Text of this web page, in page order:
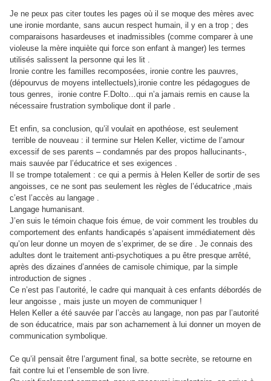
Je ne peux pas citer toutes les pages où il se moque des mères avec
une ironie mordante, sans aucun respect humain, il y en a trop ; des
comparaisons hasardeuses et inadmissibles (comme comparer à une
violeuse la mère inquiète qui force son enfant à manger) les termes
utilisés salissent la personne qui les lit .
Ironie contre les familles recomposées, ironie contre les pauvres,
(dépourvus de moyens intellectuels),ironie contre les pédagogues de
tous genres, ironie contre F.Dolto…qui n’a jamais remis en cause la
nécessaire frustration symbolique dont il parle .
Et enfin, sa conclusion, qu’il voulait en apothéose, est seulement
terrible de nouveau : il termine sur Helen Keller, victime de l’amour
excessif de ses parents – condamnés par des propos hallucinants-,
mais sauvée par l’éducatrice et ses exigences .
Il se trompe totalement : ce qui a permis à Helen Keller de sortir de ses
angoisses, ce ne sont pas seulement les règles de l’éducatrice ,mais
c’est l’accès au langage .
Langage humanisant.
J’en suis le témoin chaque fois émue, de voir comment les troubles du
comportement des enfants handicapés s’apaisent immédiatement dès
qu’on leur donne un moyen de s’exprimer, de se dire . Je connais des
adultes dont le traitement anti-psychotiques a pu être presque arrêté,
après des dizaines d’années de camisole chimique, par la simple
introduction de signes .
Ce n’est pas l’autorité, le cadre qui manquait à ces enfants débordés de
leur angoisse , mais juste un moyen de communiquer !
Helen Keller a été sauvée par l’accès au langage, non pas par l’autorité
de son éducatrice, mais par son acharnement à lui donner un moyen de
communication symbolique.
Ce qu’il pensait être l’argument final, sa botte secrète, se retourne en
fait contre lui et l’ensemble de son livre.